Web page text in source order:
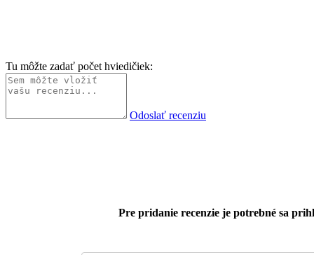
Tu môžte zadať počet hviedičiek:
Odoslať recenziu
Pre pridanie recenzie je potrebné sa